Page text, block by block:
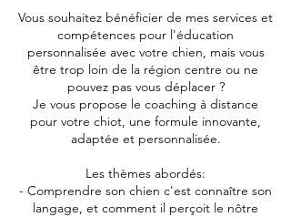
Vous souhaitez bénéficier de mes services et
compétences pour l'éducation
personnalisée avec votre chien, mais vous
être trop loin de la région centre ou ne
pouvez pas vous déplacer ?
Je vous propose le coaching à distance
pour votre chiot, une formule innovante,
adaptée et personnalisée.
Les thèmes abordés:
- Comprendre son chien c'est connaître son
langage, et comment il perçoit le nôtre